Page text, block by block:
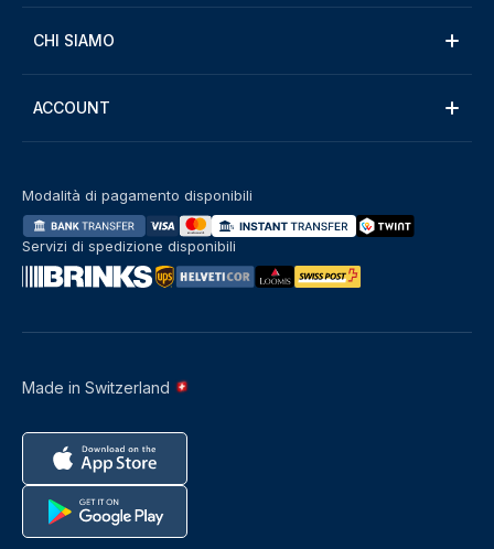
CHI SIAMO
ACCOUNT
Made in Switzerland
Modalità di pagamento disponibili
Servizi di spedizione disponibili